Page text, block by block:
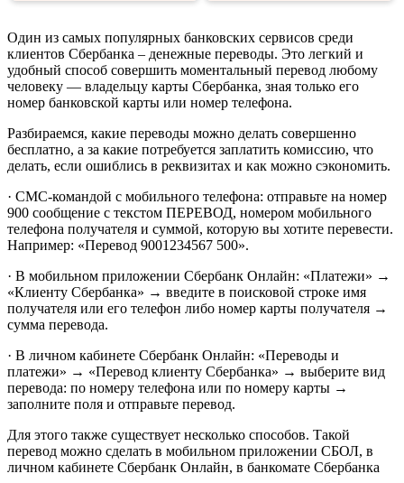
Один из самых популярных банковских сервисов среди
клиентов Сбербанка – денежные переводы. Это легкий и
удобный способ совершить моментальный перевод любому
человеку — владельцу карты Сбербанка, зная только его
номер банковской карты или номер телефона.
Разбираемся, какие переводы можно делать совершенно
бесплатно, а за какие потребуется заплатить комиссию, что
делать, если ошиблись в реквизитах и как можно сэкономить.
· СМС-командой с мобильного телефона: отправьте на номер
900 сообщение с текстом ПЕРЕВОД, номером мобильного
телефона получателя и суммой, которую вы хотите перевести.
Например: «Перевод 9001234567 500».
· В мобильном приложении Сбербанк Онлайн: «Платежи» →
«Клиенту Сбербанка» → введите в поисковой строке имя
получателя или его телефон либо номер карты получателя →
сумма перевода.
· В личном кабинете Сбербанк Онлайн: «Переводы и
платежи» → «Перевод клиенту Сбербанка» → выберите вид
перевода: по номеру телефона или по номеру карты →
заполните поля и отправьте перевод.
Для этого также существует несколько способов. Такой
перевод можно сделать в мобильном приложении СБОЛ, в
личном кабинете Сбербанк Онлайн, в банкомате Сбербанка